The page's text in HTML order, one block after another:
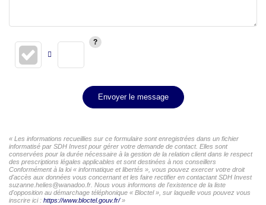
Envoyer le message
« Les informations recueillies sur ce formulaire sont enregistrées dans un fichier
informatisé par SDH Invest pour gérer votre demande de contact. Elles sont
conservées pour la durée nécessaire à la gestion de la relation client dans le respect
des prescriptions légales applicables et sont destinées à nos conseillers
Conformément à la loi « informatique et libertés », vous pouvez exercer votre droit
d'accès aux données vous concernant et les faire rectifier en contactant SDH Invest
suzanne.helies@wanadoo.fr. Nous vous informons de l'existence de la liste
d'opposition au démarchage téléphonique « Bloctel », sur laquelle vous pouvez vous
inscrire ici : https://www.bloctel.gouv.fr/»